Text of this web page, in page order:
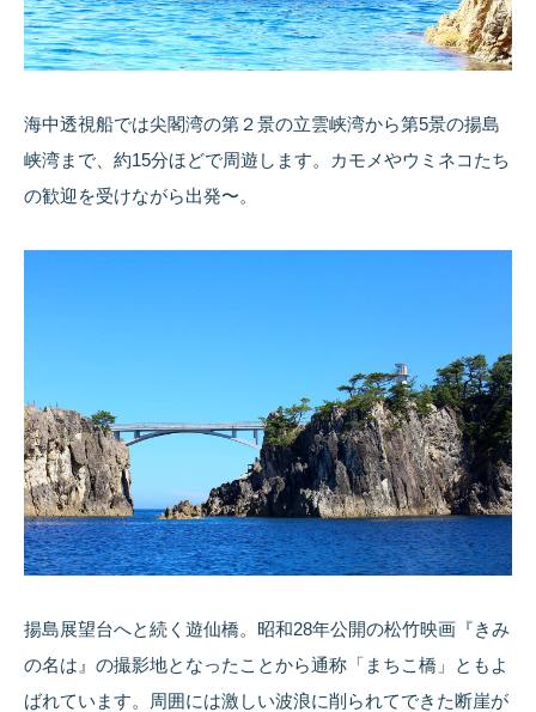
海中透視船では尖閣湾の第２景の立雲峡湾から第5景の揚島
峡湾まで、約15分ほどで周遊します。カモメやウミネコたち
の歓迎を受けながら出発〜。
揚島展望台へと続く遊仙橋。昭和28年公開の松竹映画『きみ
の名は』の撮影地となったことから通称「まちこ橋」ともよ
ばれています。周囲には激しい波浪に削られてできた断崖が